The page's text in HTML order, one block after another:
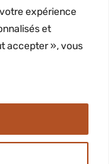
expérience
et
accepter », vous
S'inscrire
Ba Ren Qing